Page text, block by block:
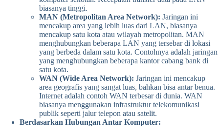
biasanya tinggi.
MAN (Metropolitan Area Network): Jaringan ini
mencakup area yang lebih luas dari LAN, biasanya
mencakup satu kota atau wilayah metropolitan. MAN
menghubungkan beberapa LAN yang tersebar di lokasi
yang berbeda dalam satu kota. Contohnya adalah jaringan
yang menghubungkan beberapa kantor cabang bank di
satu kota.
WAN (Wide Area Network): Jaringan ini mencakup
area geografis yang sangat luas, bahkan bisa antar benua.
Internet adalah contoh WAN terbesar di dunia. WAN
biasanya menggunakan infrastruktur telekomunikasi
publik seperti jalur telepon atau satelit.
Berdasarkan Hubungan Antar Komputer: